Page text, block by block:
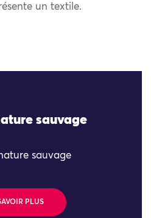
un textile.
sauvage
sauvage
PLUS